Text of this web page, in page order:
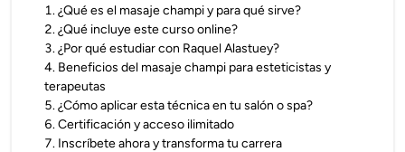
1.¿Qué es el masaje champi y para qué sirve?
2.¿Qué incluye este curso online?
3.¿Por qué estudiar con Raquel Alastuey?
4. Beneficios del masaje champi para esteticistas y
terapeutas
5.¿Cómo aplicar esta técnica en tu salón o spa?
6.Certificación y acceso ilimitado
7. Inscríbete ahora y transforma tu carrera